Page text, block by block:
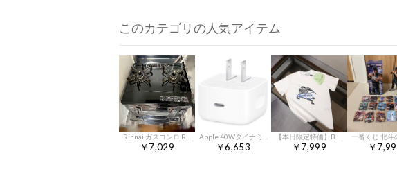
このカテゴリの人気アイテム
￥7,029 ￥6,653 ￥7,999 ￥